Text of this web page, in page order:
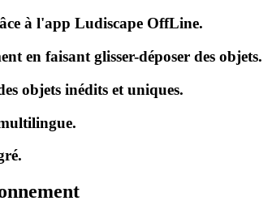
à l'app Ludiscape OffLine.
en faisant glisser-déposer des objets.
objets inédits et uniques.